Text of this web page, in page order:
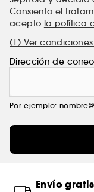
Consiento el
acepto la política
(1) Ver
Dirección de
Por ejemplo:
Envío gratis